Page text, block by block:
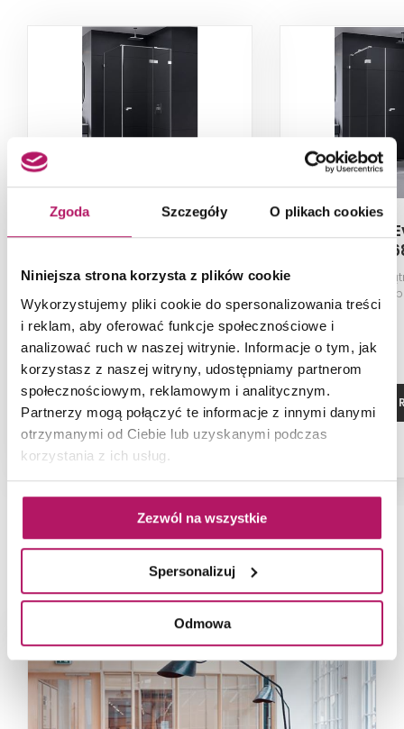
Zgoda Szczegóły O plikach cookies
Niniejsza strona korzysta z plików cookie
Wykorzystujemy pliki cookie do spersonalizowania treści
i reklam, aby oferować funkcje społecznościowe i
analizować ruch w naszej witrynie. Informacje o tym, jak
korzystasz z naszej witryny, udostępniamy partnerom
społecznościowym, reklamowym i analitycznym.
Partnerzy mogą połączyć te informacje z innymi danymi
otrzymanymi od Ciebie lub uzyskanymi podczas
korzystania z ich usług.
Zezwól na wszystkie
Spersonalizuj
Odmowa
New Trendy Eventa EXK-
Kabina prysznicowa lewa, szkło
90x120x200 cm
ZOBACZ PRODUKT
New Trendy
Kabina
przezroczyste,
ZOBACZ
NAJNOWSZE ARTYKUŁY